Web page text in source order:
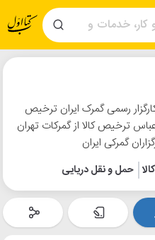
رسمی گمرک ایران ترخیص
ترخیص کالا از گمرکات تهران
گمرکی ایران
حمل و نقل دریایی